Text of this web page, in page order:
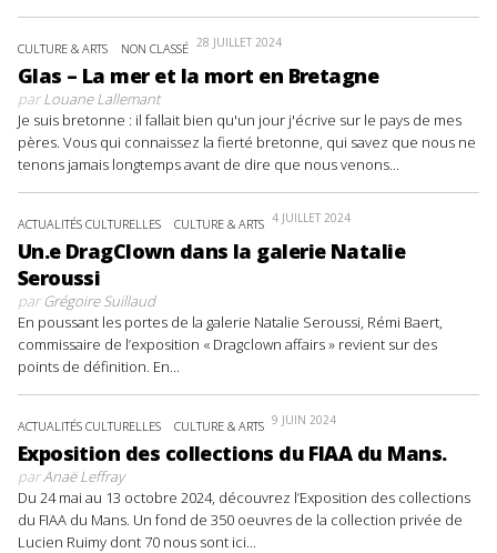
CULTURE & ARTS NON CLASSÉ 28 JUILLET 2024
Glas – La mer et la mort en Bretagne
parLouane Lallemant
Je suis bretonne : il fallait bien qu'un jour j'écrive sur le pays de mes
pères. Vous qui connaissez la fierté bretonne, qui savez que nous ne
tenons jamais longtemps avant de dire que nous venons...
ACTUALITÉS CULTURELLES CULTURE & ARTS 4 JUILLET 2024
Un.e DragClown dans la galerie Natalie
Seroussi
parGrégoire Suillaud
En poussant les portes de la galerie Natalie Seroussi, Rémi Baert,
commissaire de l’exposition « Dragclown affairs » revient sur des
points de définition. En...
ACTUALITÉS CULTURELLES CULTURE & ARTS 9 JUIN 2024
Exposition des collections du FIAA du Mans.
parAnaë Leffray
Du 24 mai au 13 octobre 2024, découvrez l’Exposition des collections
du FIAA du Mans. Un fond de 350 oeuvres de la collection privée de
Lucien Ruimy dont 70 nous sont ici...